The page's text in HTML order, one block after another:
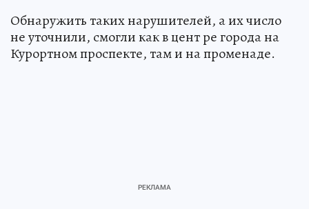
Обнаружить таких нарушителей, а их число
не уточнили, смогли как в цент ре города на
Курортном проспекте, там и на променаде.